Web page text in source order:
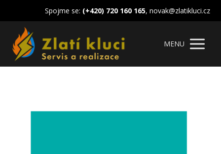
Spojme se: (+420) 720 160 165, novak@zlatikluci.cz
MENU